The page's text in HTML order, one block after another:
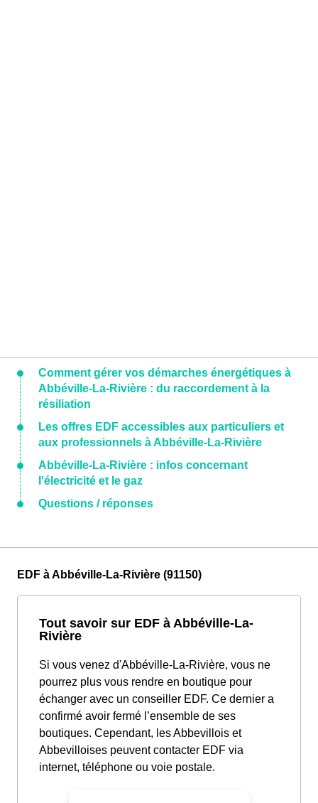
Comment gérer vos démarches énergétiques à
Abbéville-La-Rivière : du raccordement à la
résiliation
Les offres EDF accessibles aux particuliers et
aux professionnels à Abbéville-La-Rivière
Abbéville-La-Rivière : infos concernant
l'électricité et le gaz
Questions / réponses
EDF à Abbéville-La-Rivière (91150)
Tout savoir sur EDF à Abbéville-La-
Rivière
Si vous venez d'Abbéville-La-Rivière, vous ne
pourrez plus vous rendre en boutique pour
échanger avec un conseiller EDF. Ce dernier a
confirmé avoir fermé l’ensemble de ses
boutiques. Cependant, les Abbevillois et
Abbevilloises peuvent contacter EDF via
internet, téléphone ou voie postale.